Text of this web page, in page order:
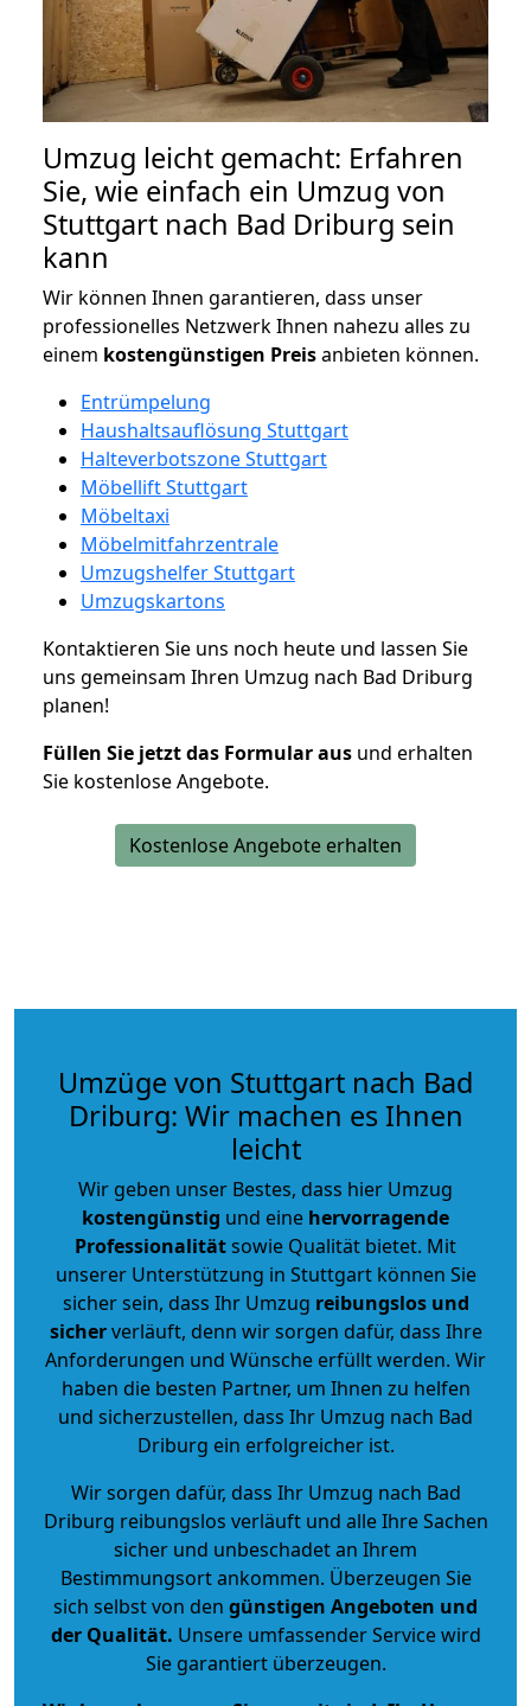
Umzug leicht gemacht: Erfahren
Sie, wie einfach ein Umzug von
Stuttgart nach Bad Driburg sein
kann
Wir können Ihnen garantieren, dass unser
professionelles Netzwerk Ihnen nahezu alles zu
einem kostengünstigen Preisanbieten können.
Entrümpelung
Haushaltsauflösung Stuttgart
Halteverbotszone Stuttgart
Möbellift Stuttgart
Möbeltaxi
Möbelmitfahrzentrale
Umzugshelfer Stuttgart
Umzugskartons
Kontaktieren Sie uns noch heute und lassen Sie
uns gemeinsam Ihren Umzug nach Bad Driburg
planen!
Füllen Sie jetzt das Formular aus und erhalten
Sie kostenlose Angebote.
Kostenlose Angebote erhalten
Umzüge von Stuttgart nach Bad
Driburg: Wir machen es Ihnen
leicht
Wir geben unser Bestes, dass hier Umzug
kostengünstig und eine hervorragende
Professionalitätsowie Qualität bietet. Mit
unserer Unterstützung in Stuttgart können Sie
sicher sein, dass Ihr Umzug reibungslos und
sicherverläuft, denn wir sorgen dafür, dass Ihre
Anforderungen und Wünsche erfüllt werden. Wir
haben die besten Partner, um Ihnen zu helfen
und sicherzustellen, dass Ihr Umzug nach Bad
Driburg ein erfolgreicher ist.
Wir sorgen dafür, dass Ihr Umzug nach Bad
Driburg reibungslos verläuft und alle Ihre Sachen
sicher und unbeschadet an Ihrem
Bestimmungsort ankommen. Überzeugen Sie
sich selbst von den günstigen Angeboten und
der Qualität. Unsere umfassender Service wird
Sie garantiert überzeugen.